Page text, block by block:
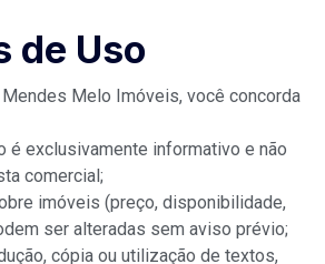
de Uso
Melo Imóveis, você concorda
é exclusivamente informativo e não
comercial;
imóveis (preço, disponibilidade,
ser alteradas sem aviso prévio;
cópia ou utilização de textos,